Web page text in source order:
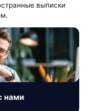
выписки
нами